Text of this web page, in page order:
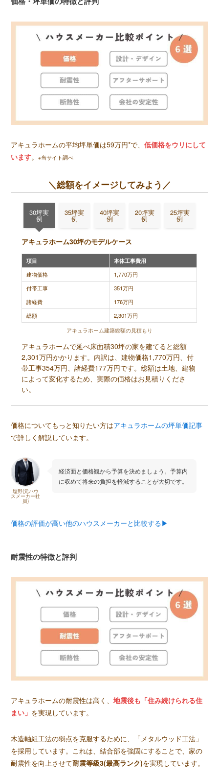
アキュラホームの平均坪単価は59万円*で、低価格をウリにして
います。※当サイト調べ
＼総額をイメージしてみよう／
30坪実
例
35坪実
例
40坪実
例
20坪実
例
25坪実
例
アキュラホーム30坪のモデルケース
項目
本体工事費用
建物価格
1,770万円
付帯工事
351万円
諸経費
176万円
総額
2,301万円
アキュラホーム建築総額の見積もり
アキュラホームで延べ床面積30坪の家を建てると総額
2,301万円かかります。内訳は、建物価格1,770万円、付
帯工事354万円、諸経費177万円です。総額は土地、建物
によって変化するため、実際の価格はお見積りくださ
い。
価格についてもっと知りたい方はアキュラホームの坪単価記事
で詳しく解説しています。
塩野(元ハウ
スメーカー社
員)
経済面と価格観から予算を決めましょう。予算内
に収めて将来の負担を軽減することが大切です。
価格の評価が高い他のハウスメーカーと比較する▶︎
耐震性の特徴と評判
アキュラホームの耐震性は高く、地震後も「住み続けられる住
まい」 を実現しています。
木造軸組工法の弱点を克服するために、「メタルウッド工法」
を採用しています。これは、結合部を強固にすることで、家の
耐震性を向上させて耐震等級3(最高ランク)を実現しています。